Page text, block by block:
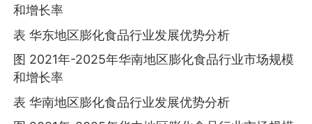
和增长率
表 华东地区膨化食品行业发展优势分析
图 2021年-2025年华南地区膨化食品行业市场规模
和增长率
表 华南地区膨化食品行业发展优势分析